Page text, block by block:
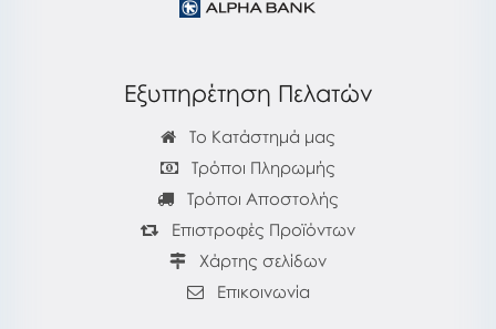
Εξυπηρέτηση Πελατών
Το Κατάστημά μας
Τρόποι Πληρωμής
Τρόποι Αποστολής
Επιστροφές Προϊόντων
Χάρτης σελίδων
Επικοινωνία